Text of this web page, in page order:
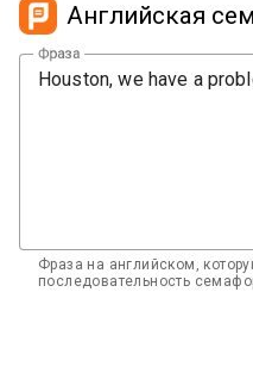
Английская
Фраза
Фраза на английском,
последовательность